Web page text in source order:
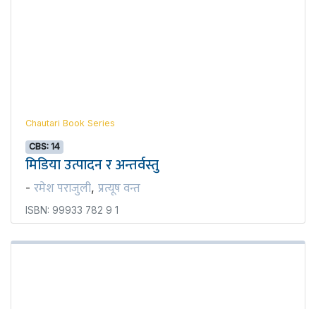
Chautari Book Series
CBS: 14
मिडिया उत्पादन र अन्तर्वस्तु
- रमेश पराजुली, प्रत्यूष वन्त
ISBN: 99933 782 9 1